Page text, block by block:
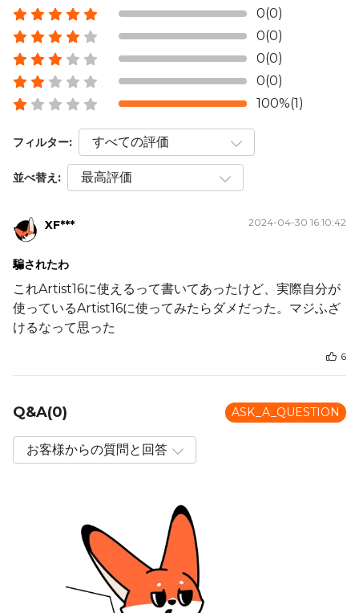
0(0)
0(0)
0(0)
0(0)
100%(1)
フィルター:
並べ替え:
XF*** 2024-04-30 16:10:42
騙されたわ
これArtist16に使えるって書いてあったけど、実際自分が
使っているArtist16に使ってみたらダメだった。マジふざ
けるなって思った
6
Q&A(0) ASK_A_QUESTION